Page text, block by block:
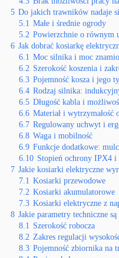
5 Do jakich trawników nadaje
5.1 Małe i średnie ogrody
5.2 Powierzchnie o równym
6 Jak dobrać kosiarkę
6.1 Moc silnika i moc
6.2 Szerokość koszenia i
6.3 Pojemność kosza i jego
6.4 Rodzaj silnika:
6.5 Długość kabla i
6.6 Materiał i wytrzymałość
6.7 Regulowany uchwyt i
6.8 Waga i mobilność
6.9 Funkcje dodatkowe:
6.10 Stopień ochrony IPX4 i
7 Jakie kosiarki elektryczne
7.1 Kosiarki przewodowe
7.2 Kosiarki akumulatorowe
7.3 Kosiarki elektryczne z
8 Jakie parametry techniczne
8.1 Szerokość robocza
8.2 Zakres regulacji
8.3 Pojemność zbiornika na